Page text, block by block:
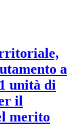
a
unità di
il
merito